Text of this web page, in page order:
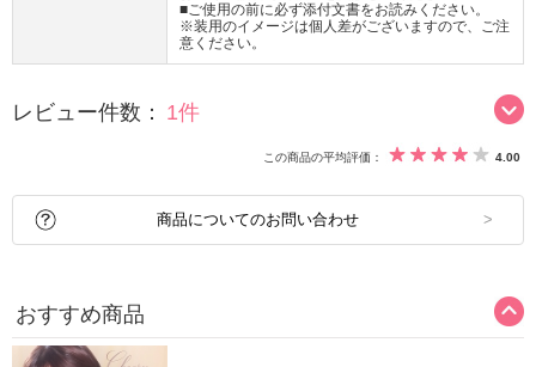
■ご使用の前に必ず添付文書をお読みください。
※装用のイメージは個人差がございますので、ご注
意ください。
レビュー件数： 1件
この商品の平均評価： 4.00
商品についてのお問い合わせ
おすすめ商品